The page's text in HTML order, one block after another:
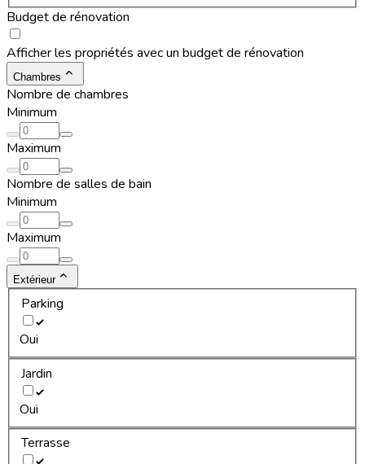
Budget de rénovation
Afficher les propriétés avec un budget de rénovation
Chambres
Nombre de chambres
Minimum
Maximum
Nombre de salles de bain
Minimum
Maximum
Extérieur
Parking
Oui
Jardin
Oui
Terrasse